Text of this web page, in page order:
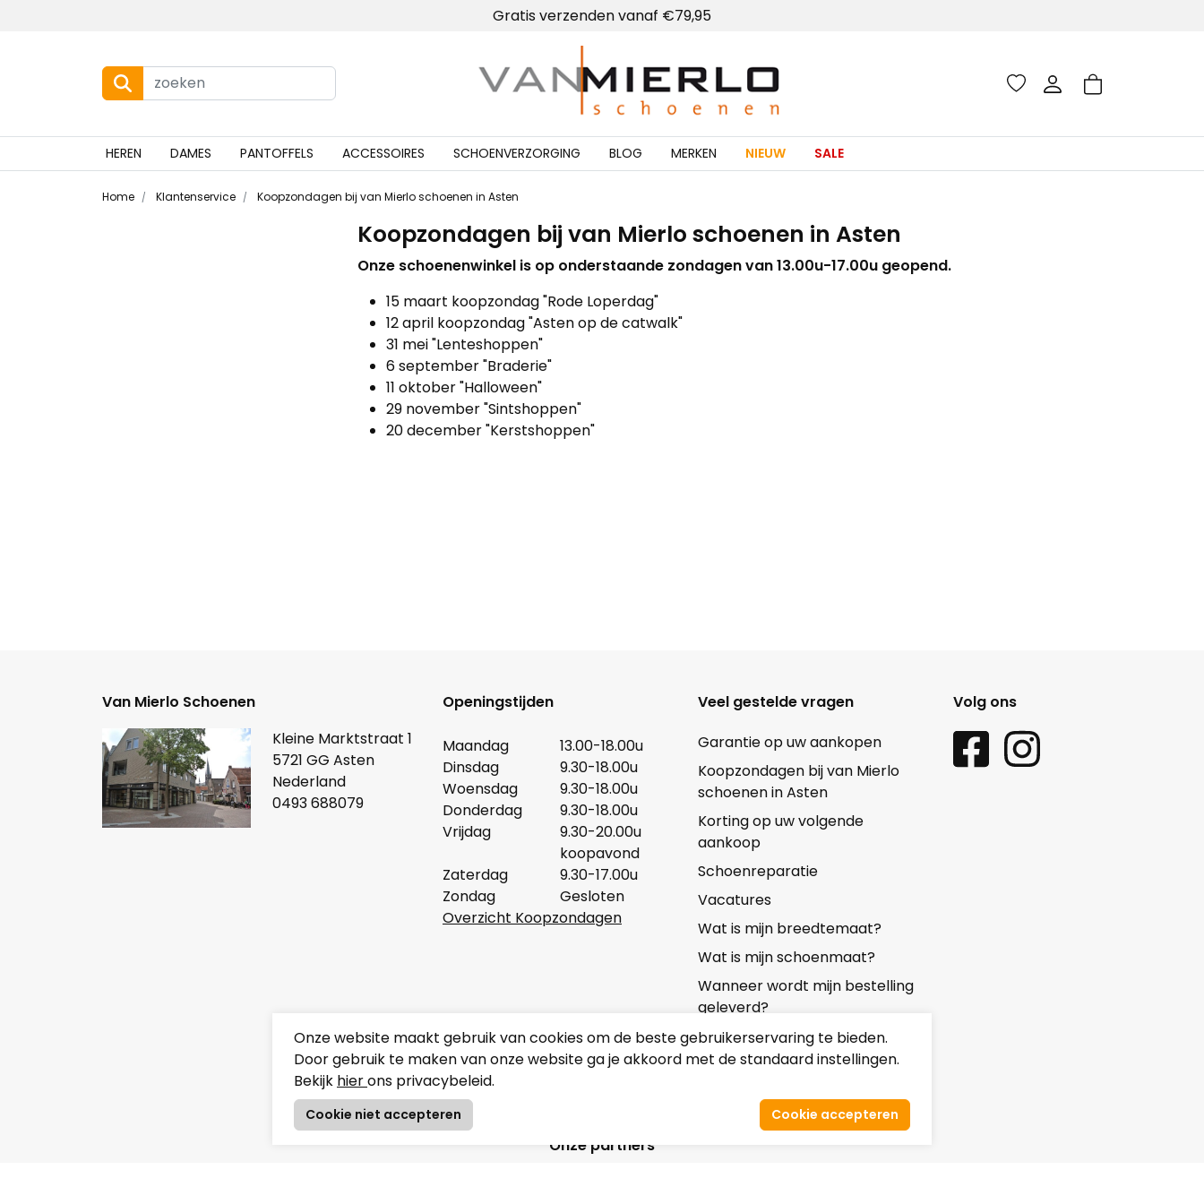
Gratis verzenden vanaf €79,95
HEREN DAMES PANTOFFELS ACCESSOIRES SCHOENVERZORGING BLOG MERKEN NIEUW SALE
Home Klantenservice Koopzondagen bij van Mierlo schoenen in Asten
Koopzondagen bij van Mierlo schoenen in Asten
Onze schoenenwinkel is op onderstaande zondagen van 13.00u-17.00u geopend.
15 maart koopzondag "Rode Loperdag"
12 april koopzondag "Asten op de catwalk"
31 mei "Lenteshoppen"
6 september "Braderie"
11 oktober "Halloween"
29 november "Sintshoppen"
20 december "Kerstshoppen"
Van Mierlo Schoenen
Kleine Marktstraat 1
5721 GG Asten
Nederland
0493 688079
Openingstijden
Maandag
13.00-18.00u
Dinsdag
9.30-18.00u
Woensdag
9.30-18.00u
Donderdag
9.30-18.00u
Vrijdag
9.30-20.00u
koopavond
Zaterdag
9.30-17.00u
Zondag
Gesloten
Overzicht Koopzondagen
Veel gestelde vragen
Garantie op uw aankopen
Koopzondagen bij van Mierlo
schoenen in Asten
Korting op uw volgende
aankoop
Schoenreparatie
Vacatures
Wat is mijn breedtemaat?
Wat is mijn schoenmaat?
Wanneer wordt mijn bestelling
geleverd?
Algemene Voorwaarden
Privacy
Volg ons
Onze partners
Onze website maakt gebruik van cookies om de beste gebruikerservaring te bieden.
Door gebruik te maken van onze website ga je akkoord met de standaard instellingen.
Bekijk hierons privacybeleid.